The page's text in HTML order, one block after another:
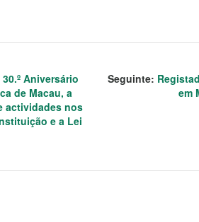
Aniversário
de Macau, a
actividades nos
e a Lei
Seguinte:
em